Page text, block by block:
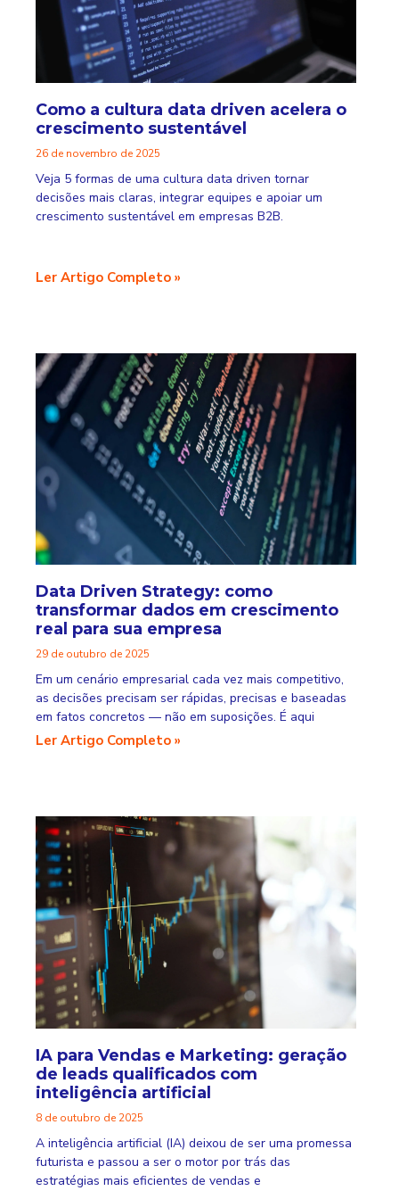
Como a cultura data driven acelera o
crescimento sustentável
26 de novembro de 2025
Veja 5 formas de uma cultura data driven tornar
decisões mais claras, integrar equipes e apoiar um
crescimento sustentável em empresas B2B.
Ler Artigo Completo »
Data Driven Strategy: como
transformar dados em crescimento
real para sua empresa
29 de outubro de 2025
Em um cenário empresarial cada vez mais competitivo,
as decisões precisam ser rápidas, precisas e baseadas
em fatos concretos — não em suposições. É aqui
Ler Artigo Completo »
IA para Vendas e Marketing: geração
de leads qualificados com
inteligência artificial
8 de outubro de 2025
A inteligência artificial (IA) deixou de ser uma promessa
futurista e passou a ser o motor por trás das
estratégias mais eficientes de vendas e